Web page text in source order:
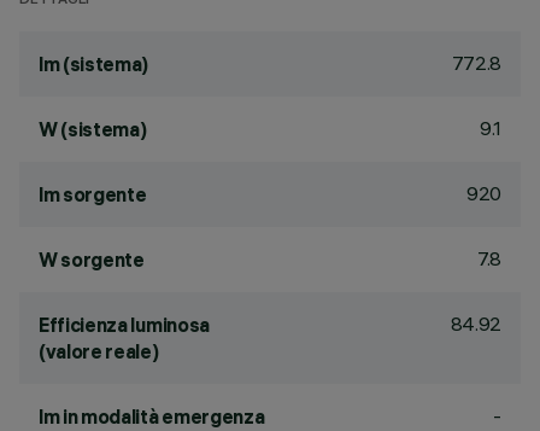
lm (sistema) 772.8
W (sistema) 9.1
lm sorgente 920
W sorgente 7.8
Efficienza luminosa
(valore reale)
84.92
lm in modalità emergenza -